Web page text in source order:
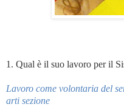
1. Qual è il suo lavoro per il
Lavoro come volontaria del
arti sezione